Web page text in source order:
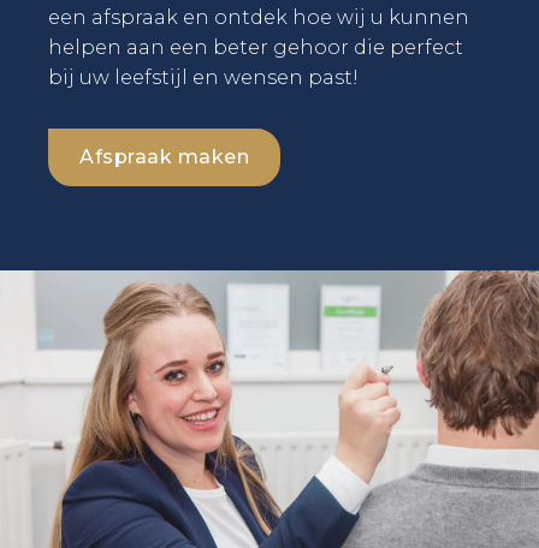
een afspraak en ontdek hoe wij u kunnen
helpen aan een beter gehoor die perfect
bij uw leefstijl en wensen past!
Afspraak maken